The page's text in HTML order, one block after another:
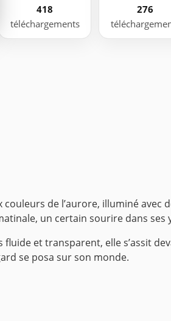
418
téléchargements
276
de l’aurore, illuminé
un certain sourire dans ses
et transparent, elle s’assit
se posa sur son monde.